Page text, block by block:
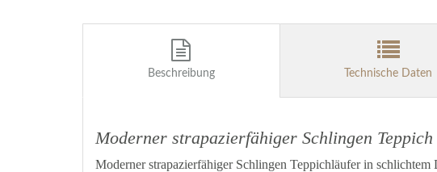
Beschreibung Technische Daten
Moderner strapazierfähiger Schlingen
Moderner strapazierfähiger Schlingen Teppichläufer in schlichtem